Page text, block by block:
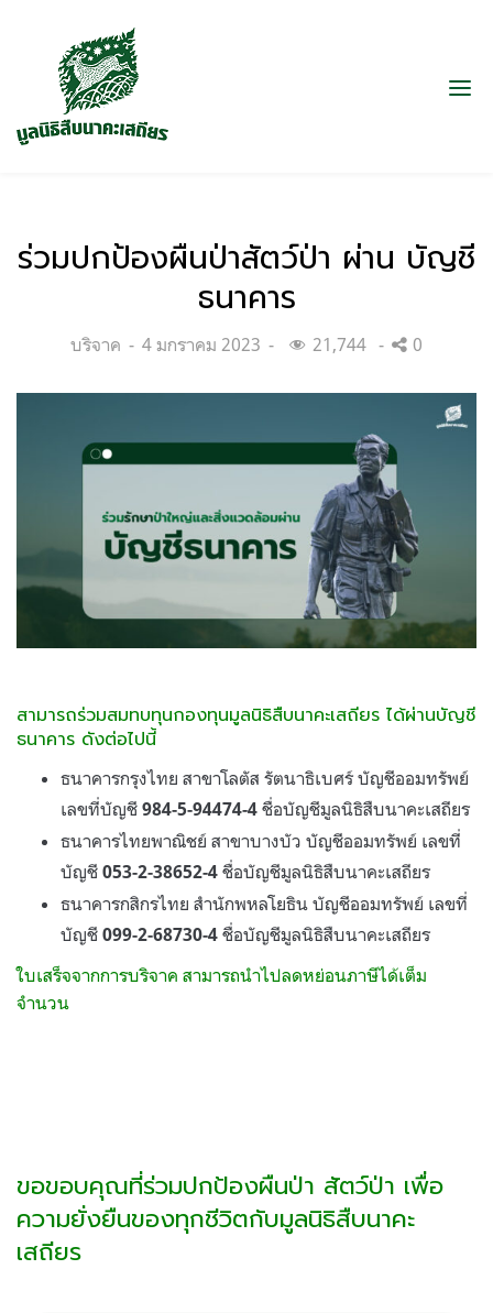
ร่วมปกป้องผืนป่าสัตว์ป่า ผ่าน บัญชี
ธนาคาร
Categories:
บริจาค
Posted
4 มกราคม 2023 21,744 0
สามารถร่วมสมทบทุนกองทุนมูลนิธิสืบนาคะเสถียร ได้ผ่านบัญชี
ธนาคาร ดังต่อไปนี้
ธนาคารกรุงไทย สาขาโลตัส รัตนาธิเบศร์ บัญชีออมทรัพย์
เลขที่บัญชี 984-5-94474-4 ชื่อบัญชีมูลนิธิสืบนาคะเสถียร
ธนาคารไทยพาณิชย์ สาขาบางบัว บัญชีออมทรัพย์ เลขที่
บัญชี 053-2-38652-4 ชื่อบัญชีมูลนิธิสืบนาคะเสถียร
ธนาคารกสิกรไทย สำนักพหลโยธิน บัญชีออมทรัพย์ เลขที่
บัญชี 099-2-68730-4 ชื่อบัญชีมูลนิธิสืบนาคะเสถียร
ใบเสร็จจากการบริจาค สามารถนำไปลดหย่อนภาษีได้เต็ม
จำนวน
ขอขอบคุณที่ร่วมปกป้องผืนป่า สัตว์ป่า เพื่อ
ความยั่งยืนของทุกชีวิตกับมูลนิธิสืบนาคะ
เสถียร